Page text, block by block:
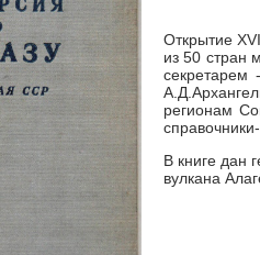
Открытие
из 50 стран
секретарем
регионам
В книге дан
вулкана